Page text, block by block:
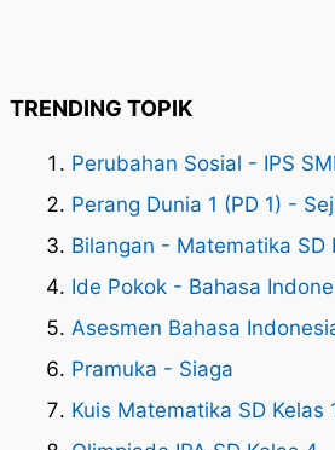
TRENDING TOPIK
Perubahan Sosial - IPS
Perang Dunia 1 (PD 1) -
Bilangan - Matematika SD
Ide Pokok - Bahasa
Asesmen Bahasa
Pramuka - Siaga
Kuis Matematika SD Kelas